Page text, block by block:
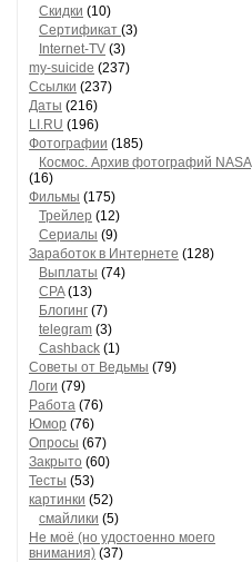
Скидки (10)
Сертификат (3)
Internet-TV (3)
my-suicide (237)
Ссылки (237)
Даты (216)
LI.RU (196)
Фотографии (185)
Космос. Архив фотографий NASA
(16)
Фильмы (175)
Трейлер (12)
Сериалы (9)
Заработок в Интернете (128)
Выплаты (74)
CPA(13)
Блогинг (7)
telegram (3)
Cashback (1)
Советы от Ведьмы (79)
Логи (79)
Работа (76)
Юмор (76)
Опросы (67)
Закрыто (60)
Тесты (53)
картинки (52)
смайлики (5)
Не моё (но удостоенно моего
внимания) (37)